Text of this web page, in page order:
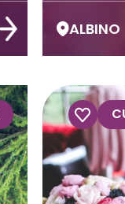
ALBINO